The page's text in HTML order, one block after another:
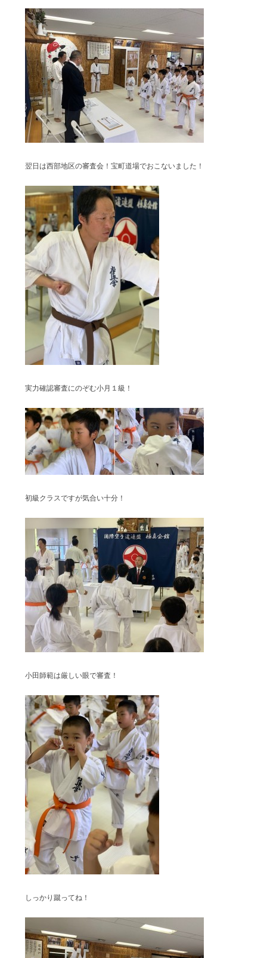
翌日は西部地区の審査会！宝町道場でおこないました！
実力確認審査にのぞむ小月１級！
初級クラスですが気合い十分！
小田師範は厳しい眼で審査！
しっかり蹴ってね！